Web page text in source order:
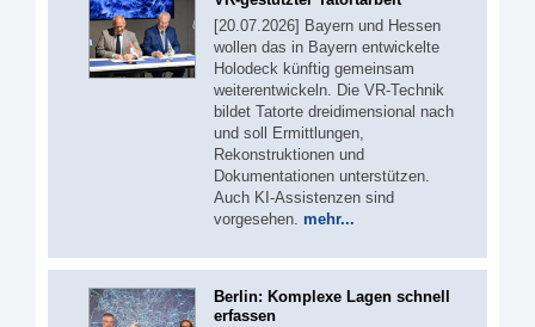
[20.07.2026] Bayern und Hessen
wollen das in Bayern entwickelte
Holodeck künftig gemeinsam
weiterentwickeln. Die VR-Technik
bildet Tatorte dreidimensional nach
und soll Ermittlungen,
Rekonstruktionen und
Dokumentationen unterstützen.
Auch KI-Assistenzen sind
vorgesehen. mehr...
Berlin: Komplexe Lagen schnell
erfassen